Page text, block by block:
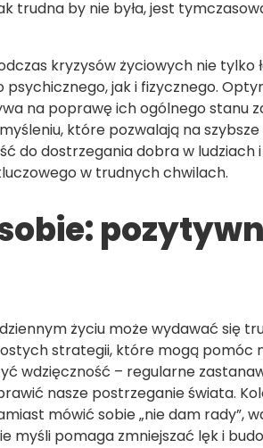
trudna by nie była, jest
kryzysów życiowych nie tylko
jak i fizycznego.
na poprawę ich ogólnego stanu
które pozwalają na
do dostrzegania dobra w ludziach
w trudnych chwilach.
życiu może wydawać się
strategii, które mogą pomóc
wdzięczność – regularne
nasze postrzeganie świata.
mówić sobie „nie dam rady”,
myśli pomaga zmniejszać lęk i